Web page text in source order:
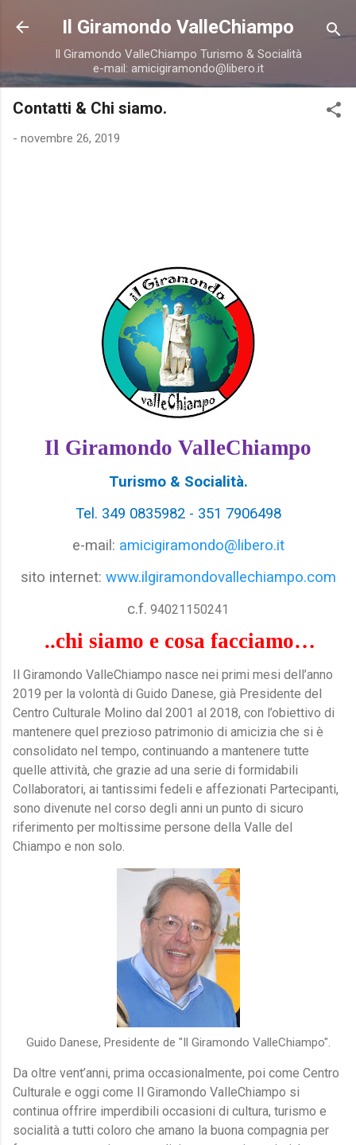
Passa ai contenuti principali
Il Giramondo ValleChiampo
Il Giramondo ValleChiampo Turismo & Socialità
e-mail: amicigiramondo@libero.it
Contatti & Chi siamo.
- novembre 26, 2019
Il Giramondo ValleChiampo
Turismo & Socialità.
Tel. 349 0835982 - 351 7906498
e-mail: amicigiramondo@libero.it
sito internet: www.ilgiramondovallechiampo.com
c.f. 94021150241
..chi siamo e cosa facciamo…
Il Giramondo ValleChiampo nasce nei primi mesi dell’anno
2019 per la volontà di Guido Danese, già Presidente del
Centro Culturale Molino dal 2001 al 2018, con l’obiettivo di
mantenere quel prezioso patrimonio di amicizia che si è
consolidato nel tempo, continuando a mantenere tutte
quelle attività, che grazie ad una serie di formidabili
Collaboratori, ai tantissimi fedeli e affezionati Partecipanti,
sono divenute nel corso degli anni un punto di sicuro
riferimento per moltissime persone della Valle del
Chiampo e non solo.
Guido Danese, Presidente de "Il Giramondo ValleChiampo".
Da oltre vent’anni, prima occasionalmente, poi come Centro
Culturale e oggi come Il Giramondo ValleChiampo si
continua offrire imperdibili occasioni di cultura, turismo e
socialità a tutti coloro che amano la buona compagnia per